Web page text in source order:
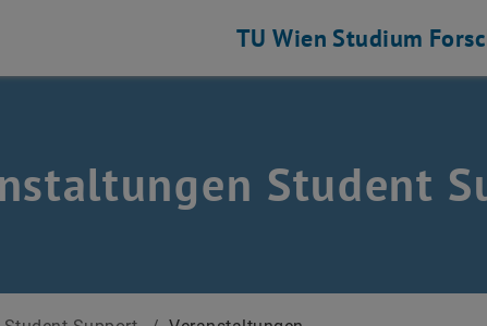
TU Wien Studium
Student